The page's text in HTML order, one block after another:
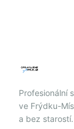
Profesionální
ve Frýdku-
a bez starostí.